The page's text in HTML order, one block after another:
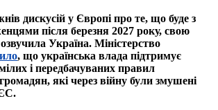
дискусій у Європі про те, що буде з
після березня 2027 року, свою
Україна. Міністерство
, що українська влада підтримує
і передбачуваних правил
які через війну були змушені